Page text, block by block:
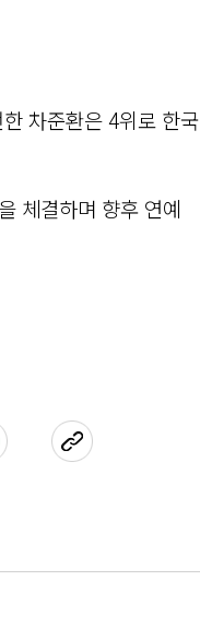
차준환은 4위로 한국
체결하며 향후 연예